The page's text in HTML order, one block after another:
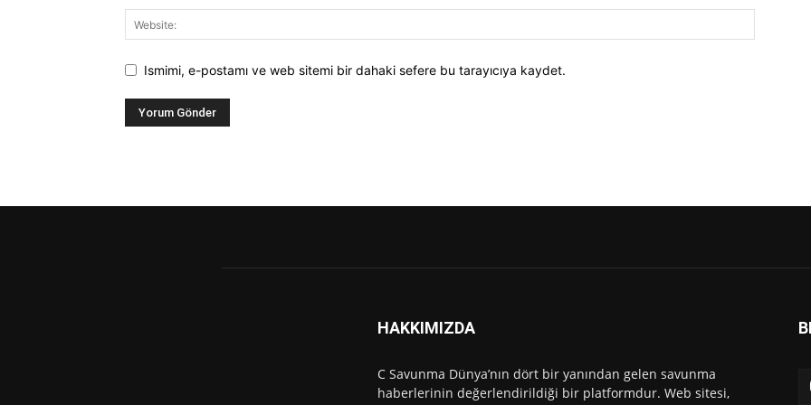
Ismimi, e-postamı ve web sitemi bir dahaki sefere bu tarayıcıya kaydet.
HAKKIMIZDA
C Savunma Dünya’nın dört bir yanından gelen savunma
haberlerinin değerlendirildiği bir platformdur. Web sitesi,